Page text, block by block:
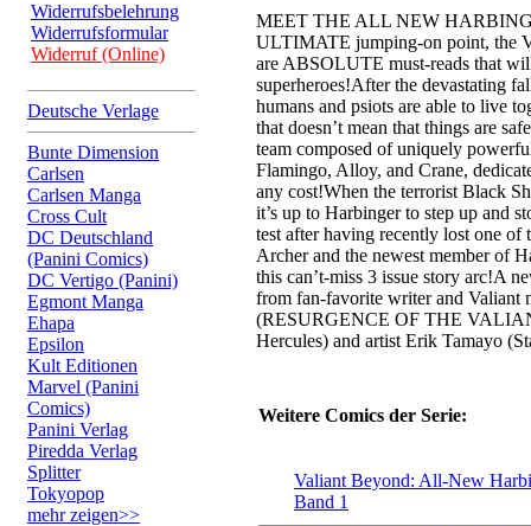
Widerrufsbelehrung
Widerrufsformular
Widerruf (Online)
Deutsche Verlage
Bunte Dimension
Carlsen
Carlsen Manga
Cross Cult
DC Deutschland
(Panini Comics)
DC Vertigo (Panini)
Egmont Manga
Ehapa
Epsilon
Kult Editionen
Marvel (Panini
Comics)
Panini Verlag
Piredda Verlag
Splitter
Tokyopop
mehr zeigen>>
MEET THE ALL NEW
ULTIMATE jumping-on point, the
are ABSOLUTE must-reads that
superheroes!After the devastating
humans and psiots are able to live
that doesn’t mean that things are
team composed of uniquely
Flamingo, Alloy, and Crane,
any cost!When the terrorist Black
it’s up to Harbinger to step up and
test after having recently lost one
Archer and the newest member of
this can’t-miss 3 issue story arc!A
from fan-favorite writer and Valiant
(RESURGENCE OF THE
Hercules) and artist Erik Tamayo
Weitere Comics der Serie:
Valiant Beyond: All-New
Band 1